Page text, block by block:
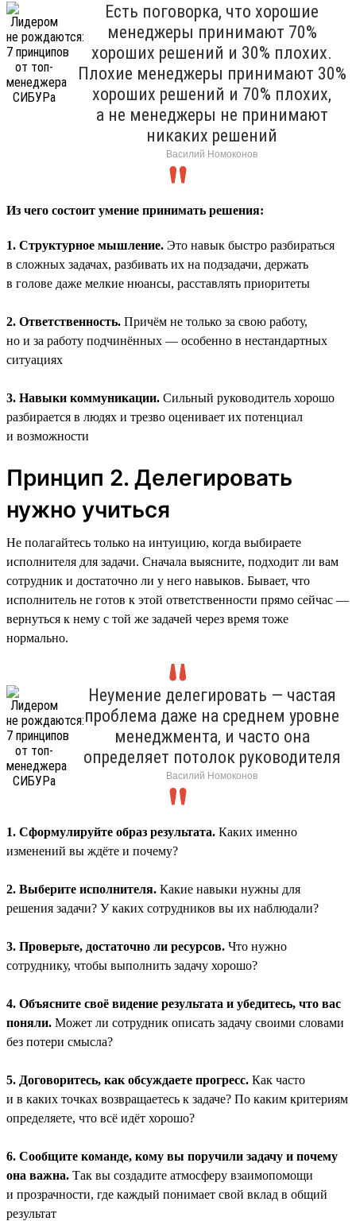
Есть поговорка, что хорошие
менеджеры принимают 70%
хороших решений и 30% плохих.
Плохие менеджеры принимают 30%
хороших решений и 70% плохих,
а не менеджеры не принимают
никаких решений
Василий Номоконов
Из чего состоит умение принимать решения:
1. Структурное мышление. Это навык быстро разбираться
в сложных задачах, разбивать их на подзадачи, держать
в голове даже мелкие нюансы, расставлять приоритеты
2. Ответственность. Причём не только за свою работу,
но и за работу подчинённых — особенно в нестандартных
ситуациях
3. Навыки коммуникации. Сильный руководитель хорошо
разбирается в людях и трезво оценивает их потенциал
и возможности
Принцип 2. Делегировать
нужно учиться
Не полагайтесь только на интуицию, когда выбираете
исполнителя для задачи. Сначала выясните, подходит ли вам
сотрудник и достаточно ли у него навыков. Бывает, что
исполнитель не готов к этой ответственности прямо сейчас —
вернуться к нему с той же задачей через время тоже
нормально.
Неумение делегировать — частая
проблема даже на среднем уровне
менеджмента, и часто она
определяет потолок руководителя
Василий Номоконов
1. Сформулируйте образ результата. Каких именно
изменений вы ждёте и почему?
2. Выберите исполнителя. Какие навыки нужны для
решения задачи? У каких сотрудников вы их наблюдали?
3. Проверьте, достаточно ли ресурсов. Что нужно
сотруднику, чтобы выполнить задачу хорошо?
4. Объясните своё видение результата и убедитесь, что вас
поняли. Может ли сотрудник описать задачу своими словами
без потери смысла?
5. Договоритесь, как обсуждаете прогресс. Как часто
и в каких точках возвращаетесь к задаче? По каким критериям
определяете, что всё идёт хорошо?
6. Сообщите команде, кому вы поручили задачу и почему
она важна. Так вы создадите атмосферу взаимопомощи
и прозрачности, где каждый понимает свой вклад в общий
результат